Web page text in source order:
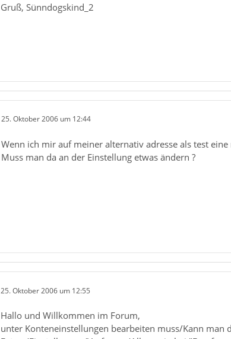
Gruß, Sünndogskind_2
25. Oktober 2006 um 12:44
Wenn ich mir auf meiner alternativ adresse als test
Muss man da an der Einstellung etwas ändern ?
25. Oktober 2006 um 12:55
Hallo und Willkommen im Forum,
unter Konteneinstellungen bearbeiten muss/Kann man